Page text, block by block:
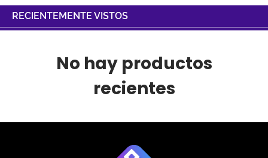
RECIENTEMENTE VISTOS
No hay productos
recientes